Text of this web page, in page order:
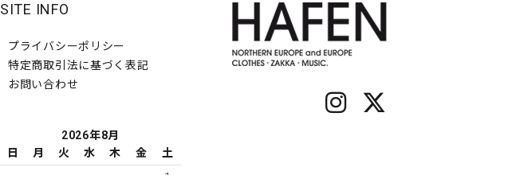
SITE INFO
プライバシーポリシー
特定商取引法に基づく表記
お問い合わせ
2026年8月
日
月 火 水 木 金
土